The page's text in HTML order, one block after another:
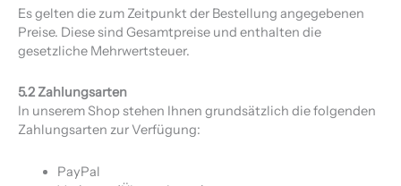
Es gelten die zum Zeitpunkt der Bestellung angegebenen
Preise. Diese sind Gesamtpreise und enthalten die
gesetzliche Mehrwertsteuer.
5.2 Zahlungsarten
In unserem Shop stehen Ihnen grundsätzlich die folgenden
Zahlungsarten zur Verfügung:
PayPal